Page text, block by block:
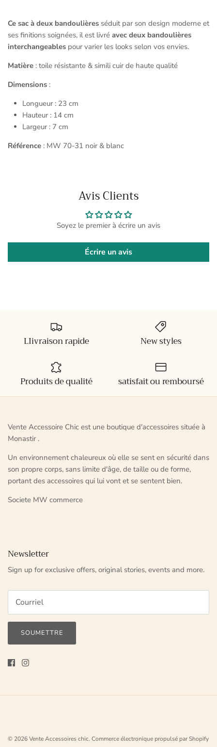
Ce sac à deux bandoulières séduit par son design moderne et
ses finitions soignées, il est livré avec deux bandoulières
interchangeables pour varier les looks selon vos envies.
Matière : toile résistante & simili cuir de haute qualité
Dimensions :
Longueur : 23 cm
Hauteur : 14 cm
Largeur : 7 cm
Référence : MW 70-31 noir & blanc
Avis Clients
Soyez le premier à écrire un avis
Écrire un avis
LIivraison rapide New styles
Produits de qualité satisfait ou remboursé
Vente Accessoire Chic est une boutique d'accessoires située à
Monastir .
Un environnement chaleureux où elle se sent en sécurité dans
son propre corps, sans limite d'âge, de taille ou de forme,
portant des accessoires qui lui vont et se sentent bien.
Societe MW commerce
Newsletter
Sign up for exclusive offers, original stories, events and more.
SOUMETTRE
© 2026Vente Accessoires chic. Commerce électronique propulsé par Shopify